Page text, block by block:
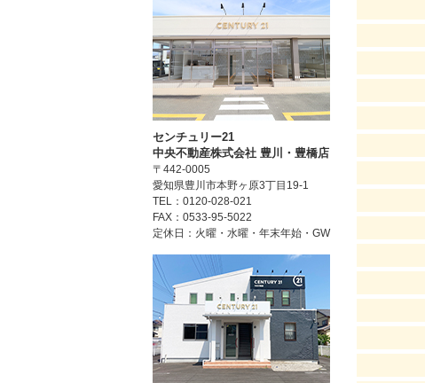
センチュリー21
中央不動産株式会社 豊川・豊橋店
〒442-0005
愛知県豊川市本野ヶ原3丁目19-1
TEL：0120-028-021
FAX：0533-95-5022
定休日：火曜・水曜・年末年始・GW